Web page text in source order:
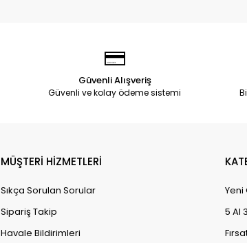
Güvenli Alışveriş
Güvenli ve kolay ödeme sistemi
MÜŞTERİ HİZMETLERİ
Sıkça Sorulan Sorular
Sipariş Takip
Havale Bildirimleri
Yeni
5 Al